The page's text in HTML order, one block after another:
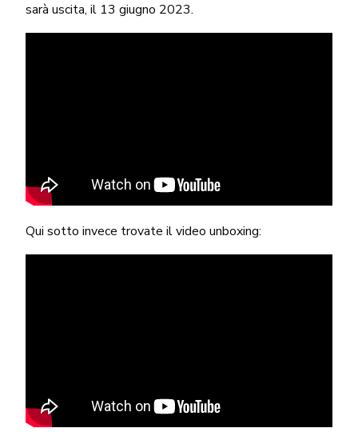
sarà uscita, il 13 giugno 2023.
Qui sotto invece trovate il video unboxing: